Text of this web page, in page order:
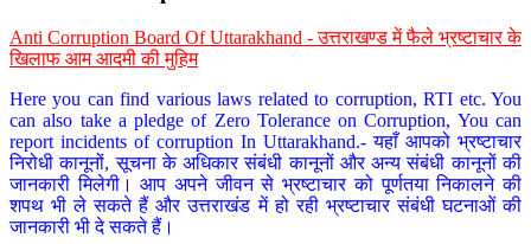
Anti Corruption Board Of Uttarakhand - उत्तराखण्ड में फैले भ्रष्टाचार के
खिलाफ आम आदमी की मुहिम
Here you can find various laws related to corruption, RTI etc. You
can also take a pledge of Zero Tolerance on Corruption, You can
report incidents of corruption In Uttarakhand.- यहाँ आपको भ्रष्टाचार
निरोधी कानूनों, सूचना के अधिकार संबंधी कानूनों और अन्य संबंधी कानूनों की
जानकारी मिलेगी। आप अपने जीवन से भ्रष्टाचार को पूर्णतया निकालने की
शपथ भी ले सकते हैं और उत्तराखंड में हो रही भ्रष्टाचार संबंधी घटनाओं की
जानकारी भी दे सकते हैं।